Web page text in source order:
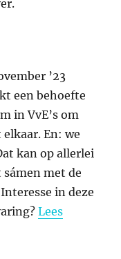
’23
een behoefte
in VvE’s om
En: we
kan op allerlei
met de
in deze
Lees